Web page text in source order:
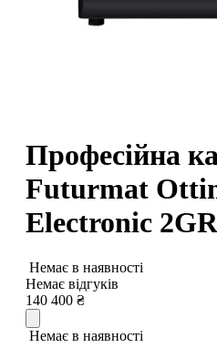
Професійна
Futurmat
Electronic
Немає в наявності
Немає відгуків
140 400 ₴
Немає в наявності